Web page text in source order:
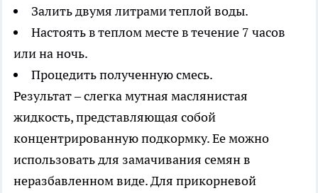
Залить двумя литрами теплой воды.
Настоять в теплом месте в течение 7 часов
или на ночь.
Процедить полученную смесь.
Результат – слегка мутная маслянистая
жидкость, представляющая собой
концентрированную подкормку. Ее можно
использовать для замачивания семян в
неразбавленном виде. Для прикорневой